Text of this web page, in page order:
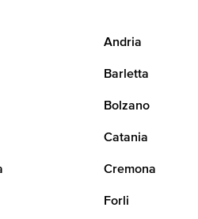
Andria
Barletta
Bolzano
Catania
Cremona
Forli